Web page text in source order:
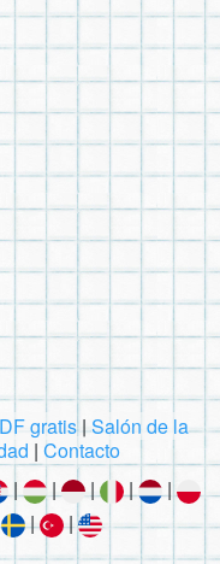
gratis|Salón de la
| Contacto
| | | |
|
| |